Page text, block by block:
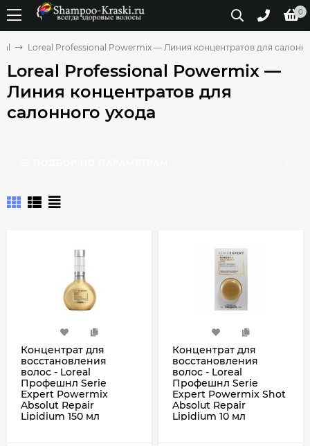
0
Loreal Professional Powermix — Линия концентратов для
Loreal Professional Powermix —
Линия концентратов для
салонного ухода
Концентрат для
восстановления
волос - Loreal
Профешнл Serie
Expert Powermix
Absolut Repair
Lipidium 150 мл
Концентрат для
восстановления
волос - Loreal
Профешнл Serie
Expert Powermix Shot
Absolut Repair
Lipidium 10 мл